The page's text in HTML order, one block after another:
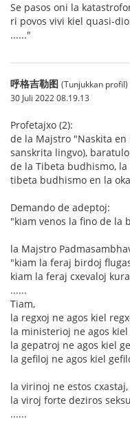
Se pasos oni la
ri povos vivi kiel quasi-dio
......"
呼格吉勒图 (Tunjukkan profil)
30 Juli 2022 08.19.13
Profetajxo (2):
de la Majstro "Naskita en
sanskrita lingvo),
de la Tibeta budhismo,
tibeta budhismo en la
Demando de adeptoj:
"kiam venos la fino de la
la Majstro
"kiam la feraj birdoj
kiam la feraj cxevaloj
......
Tiam,
la regxoj ne agos kiel
la ministerioj ne agos
la gepatroj ne agos kiel
la gefiloj ne agos kiel
la virinoj ne estos cxastaj,
la viroj forte deziros
......